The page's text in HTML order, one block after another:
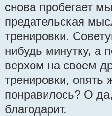
снова пробегает
предательская
тренировки.
нибудь минутку, а
верхом на своем
тренировки,
понравилось? О
благодарит.